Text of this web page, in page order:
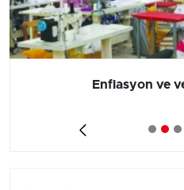
Enflasyon ve